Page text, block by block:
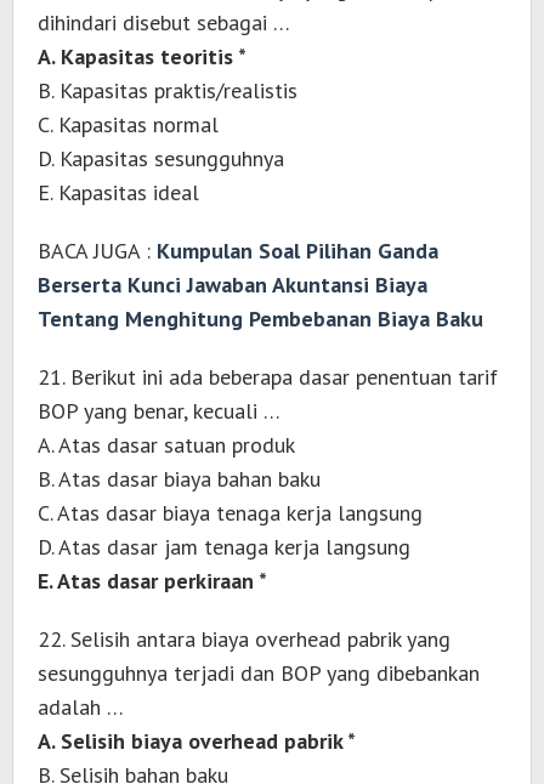
dihindari disebut sebagai …
A. Kapasitas teoritis *
B. Kapasitas praktis/realistis
C. Kapasitas normal
D. Kapasitas sesungguhnya
E. Kapasitas ideal
BACA JUGA : Kumpulan Soal Pilihan Ganda
Berserta Kunci Jawaban Akuntansi Biaya
Tentang Menghitung Pembebanan Biaya Baku
21. Berikut ini ada beberapa dasar penentuan tarif
BOP yang benar, kecuali …
A. Atas dasar satuan produk
B. Atas dasar biaya bahan baku
C. Atas dasar biaya tenaga kerja langsung
D. Atas dasar jam tenaga kerja langsung
E. Atas dasar perkiraan *
22. Selisih antara biaya overhead pabrik yang
sesungguhnya terjadi dan BOP yang dibebankan
adalah …
A. Selisih biaya overhead pabrik *
B. Selisih bahan baku